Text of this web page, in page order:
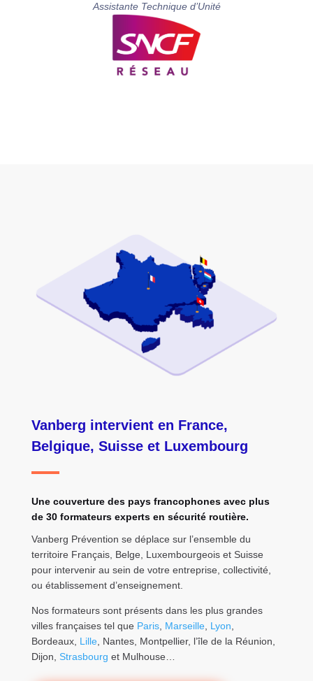
Assistante Technique d’Unité
Vanberg intervient en France,
Belgique, Suisse et Luxembourg
Une couverture des pays francophones avec plus
de 30 formateurs experts en sécurité routière.
Vanberg Prévention se déplace sur l’ensemble du
territoire Français, Belge, Luxembourgeois et Suisse
pour intervenir au sein de votre entreprise, collectivité,
ou établissement d’enseignement.
Nos formateurs sont présents dans les plus grandes
villes françaises tel que Paris, Marseille, Lyon
Bordeaux, Lille, Nantes, Montpellier, l’île de la Réunion,
Dijon, Strasbourg et Mulhouse…